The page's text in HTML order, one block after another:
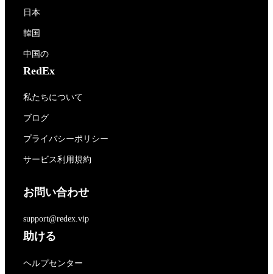
日本
韓国
中国の
RedEx
私たちについて
ブログ
プライバシーポリシー
サービス利用規約
お問い合わせ
support@redex.vip
助ける
ヘルプセンター